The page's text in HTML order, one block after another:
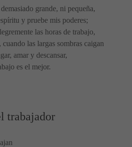
grande, ni pequeña,
y pruebe mis poderes;
las horas de trabajo,
las largas sombras caigan
amar y descansar,
es el mejor.
trabajador